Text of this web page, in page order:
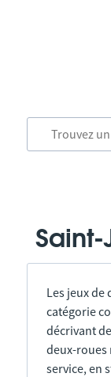
Les jeux de
catégorie
décrivant
deux-roues
service, en